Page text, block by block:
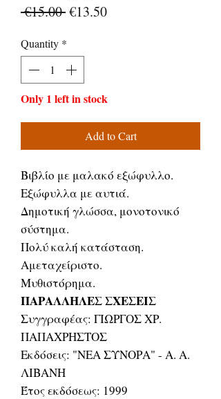
€15.00 Regular
€13.50Sale
Quantity *
Only 1 left in stock
Add to Cart
Βιβλίο με μαλακό εξώφυλλο.
Εξώφυλλα με αυτιά.
Δημοτική γλώσσα, μονοτονικό
σύστημα.
Πολύ καλή κατάσταση.
Αμεταχείριστο.
Μυθιστόρημα.
ΠΑΡΑΛΛΗΛΕΣ ΣΧΕΣΕΙΣ
Συγγραφέας: ΓΙΩΡΓΟΣ ΧΡ.
ΠΑΠΑΧΡΗΣΤΟΣ
Εκδόσεις: "ΝΕΑ ΣΥΝΟΡΑ" - Α. Α.
ΛΙΒΑΝΗ
Έτος εκδόσεως: 1999